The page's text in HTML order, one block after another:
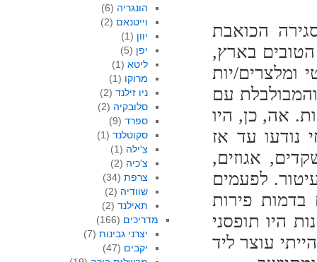
הכואבת
בארץ,
ומלצרים/יות
עם
אה, כן, היו
נודעו עד אז
אגוזים,
לפעמים
בדמות פירות
היו תופסני
עוצר ליד
הונגריה (6)
וייטנאם (2)
יוון (1)
יפן (5)
ליטא (1)
מרוקו (1)
ניו זילנד (2)
סלובקיה (2)
ספרד (9)
סקוטלנד (1)
צ'ילה (1)
צ'כיה (2)
צרפת (34)
שוודיה (2)
תאילנד (2)
מדריכים (166)
יצרני גבינות (7)
יקבים (47)